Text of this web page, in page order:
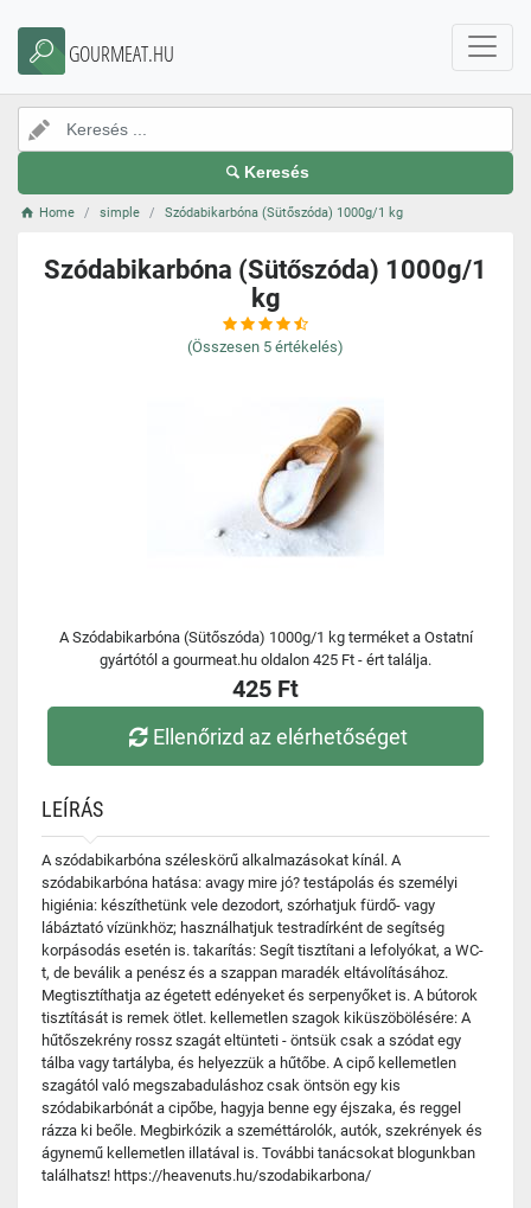
GOURMEAT.HU
Keresés
Home simple Szódabikarbóna (Sütőszóda) 1000g/1 kg
Szódabikarbóna (Sütőszóda) 1000g/1
kg
(Összesen 5 értékelés)
A Szódabikarbóna (Sütőszóda) 1000g/1 kg terméket a Ostatní
gyártótól a gourmeat.hu oldalon 425 Ft - ért találja.
425 Ft
Ellenőrizd az elérhetőséget
LEÍRÁS
A szódabikarbóna széleskörű alkalmazásokat kínál. A
szódabikarbóna hatása: avagy mire jó? testápolás és személyi
higiénia: készíthetünk vele dezodort, szórhatjuk fürdő- vagy
lábáztató vízünkhöz; használhatjuk testradírként de segítség
korpásodás esetén is. takarítás: Segít tisztítani a lefolyókat, a WC-
t, de beválik a penész és a szappan maradék eltávolításához.
Megtisztíthatja az égetett edényeket és serpenyőket is. A bútorok
tisztítását is remek ötlet. kellemetlen szagok kiküszöbölésére: A
hűtőszekrény rossz szagát eltünteti - öntsük csak a szódat egy
tálba vagy tartályba, és helyezzük a hűtőbe. A cipő kellemetlen
szagától való megszabaduláshoz csak öntsön egy kis
szódabikarbónát a cipőbe, hagyja benne egy éjszaka, és reggel
rázza ki beőle. Megbirkózik a szeméttárolók, autók, szekrények és
ágynemű kellemetlen illatával is. További tanácsokat blogunkban
találhatsz! https://heavenuts.hu/szodabikarbona/